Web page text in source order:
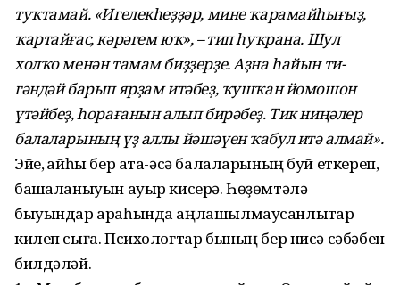
туҡта­май. «Игелекһеҙҙәр, мине ҡарамай­һығыҙ,
ҡартайғас, кәрәгем юҡ», – тип һуҡрана. Шул
холҡо менән тамам биҙҙерҙе. Аҙна һайын ти­
гәндәй барып ярҙам итәбеҙ, ҡушҡан йомошон
үтәйбеҙ, һораға­нын алып бирәбеҙ. Тик ниңәлер
балаларының үҙ аллы йәшәүен ҡабул итә алмай».
Эйе, ҡайһы бер ата-әсә балалары­ның буй еткереп,
башҡаланыуын ауыр кисерә. Һөҙөмтәлә
быуындар ара­һында аңлашылмаусанлыҡтар
килеп сыға. Психологтар бының бер нисә сәбәбен
билдәләй.